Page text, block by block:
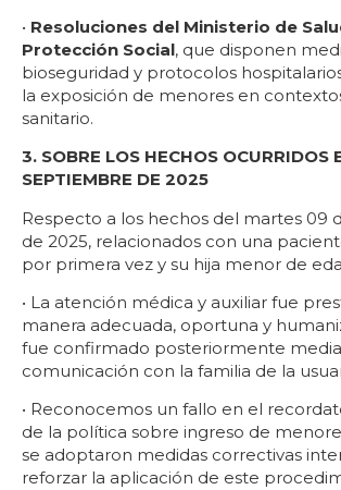
• Resoluciones del Ministerio de
Protección Social, que disponen
bioseguridad y protocolos
la exposición de menores en
sanitario.
3. SOBRE LOS HECHOS OCURRIDOS
SEPTIEMBRE DE 2025
Respecto a los hechos del martes 09
de 2025, relacionados con una
por primera vez y su hija menor de
• La atención médica y auxiliar fue
manera adecuada, oportuna y
fue confirmado posteriormente
comunicación con la familia de la
• Reconocemos un fallo en el
de la política sobre ingreso de
se adoptaron medidas correctivas
reforzar la aplicación de este